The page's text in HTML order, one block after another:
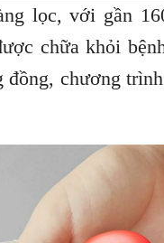
lọc, với gần
chữa khỏi
chương